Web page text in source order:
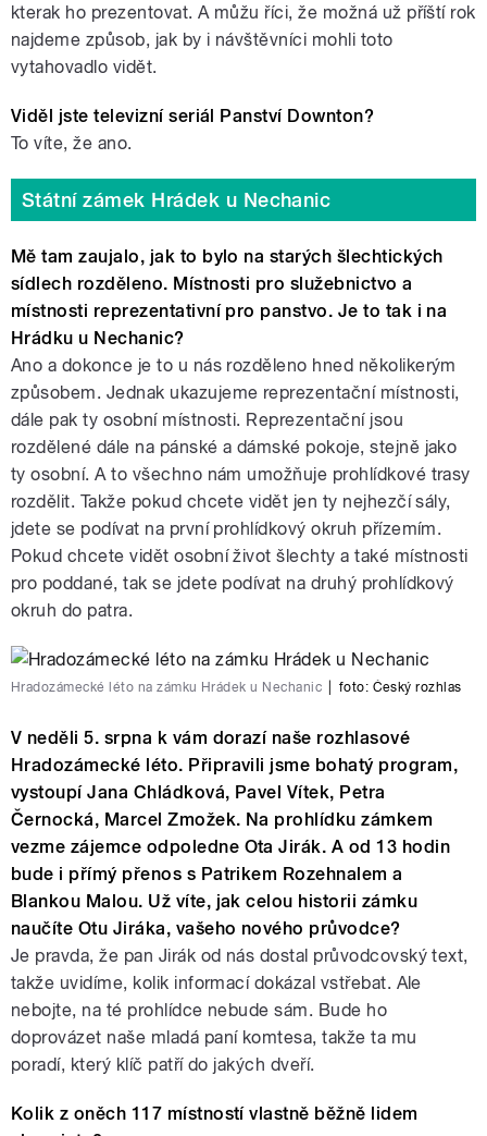
kterak ho prezentovat. A můžu říci, že možná už příští rok
najdeme způsob, jak by i návštěvníci mohli toto
vytahovadlo vidět.
Viděl jste televizní seriál Panství Downton?
To víte, že ano.
Státní zámek Hrádek u Nechanic
Mě tam zaujalo, jak to bylo na starých šlechtických
sídlech rozděleno. Místnosti pro služebnictvo a
místnosti reprezentativní pro panstvo. Je to tak i na
Hrádku u Nechanic?
Ano a dokonce je to u nás rozděleno hned několikerým
způsobem. Jednak ukazujeme reprezentační místnosti,
dále pak ty osobní místnosti. Reprezentační jsou
rozdělené dále na pánské a dámské pokoje, stejně jako
ty osobní. A to všechno nám umožňuje prohlídkové trasy
rozdělit. Takže pokud chcete vidět jen ty nejhezčí sály,
jdete se podívat na první prohlídkový okruh přízemím.
Pokud chcete vidět osobní život šlechty a také místnosti
pro poddané, tak se jdete podívat na druhý prohlídkový
okruh do patra.
Hradozámecké léto na zámku Hrádek u Nechanic foto: Český rozhlas
V neděli 5. srpna k vám dorazí naše rozhlasové
Hradozámecké léto. Připravili jsme bohatý program,
vystoupí Jana Chládková, Pavel Vítek, Petra
Černocká, Marcel Zmožek. Na prohlídku zámkem
vezme zájemce odpoledne Ota Jirák. A od 13 hodin
bude i přímý přenos s Patrikem Rozehnalem a
Blankou Malou. Už víte, jak celou historii zámku
naučíte Otu Jiráka, vašeho nového průvodce?
Je pravda, že pan Jirák od nás dostal průvodcovský text,
takže uvidíme, kolik informací dokázal vstřebat. Ale
nebojte, na té prohlídce nebude sám. Bude ho
doprovázet naše mladá paní komtesa, takže ta mu
poradí, který klíč patří do jakých dveří.
Kolik z oněch 117 místností vlastně běžně lidem